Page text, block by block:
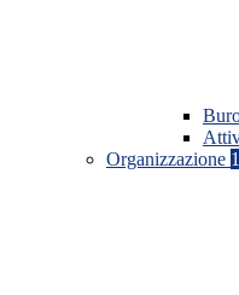
Organizzazione